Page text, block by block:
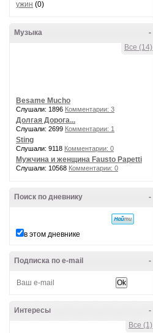
ужин (0)
-
Музыка
Все (14)
Besame Mucho
Слушали: 1896 Комментарии: 3
Долгая Дорога...
Слушали: 2699 Комментарии: 1
Sting
Слушали: 9118 Комментарии: 0
Мужчина и женщина Fausto Papetti
Слушали: 10568 Комментарии: 0
-
Поиск по дневнику
в этом дневнике
-
Подписка по e-mail
-
Интересы
Все (1)